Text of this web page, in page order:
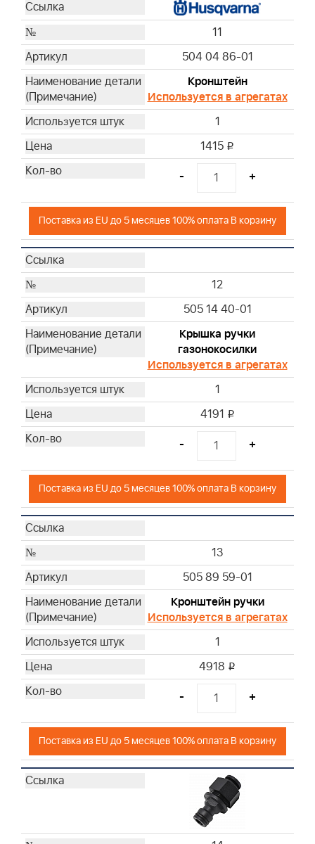
11
504 04 86-01
Кронштейн
Используется в агрегатах
1
1415 i
- +
Поставка из EU до 5 месяцев 100% оплата В корзину
12
505 14 40-01
Крышка ручки
газонокосилки
Используется в агрегатах
1
4191 i
- +
Поставка из EU до 5 месяцев 100% оплата В корзину
13
505 89 59-01
Кронштейн ручки
Используется в агрегатах
1
4918 i
- +
Поставка из EU до 5 месяцев 100% оплата В корзину